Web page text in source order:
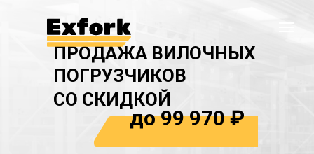
до 99 970 ₽
СО СКИДКОЙ
ПРОДАЖА ВИЛОЧНЫХ
ПОГРУЗЧИКОВ